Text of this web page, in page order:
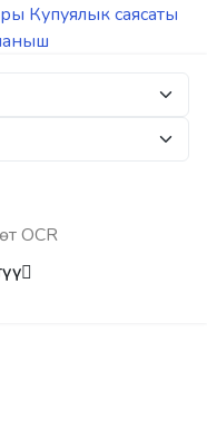
Купуялык саясаты
OCR